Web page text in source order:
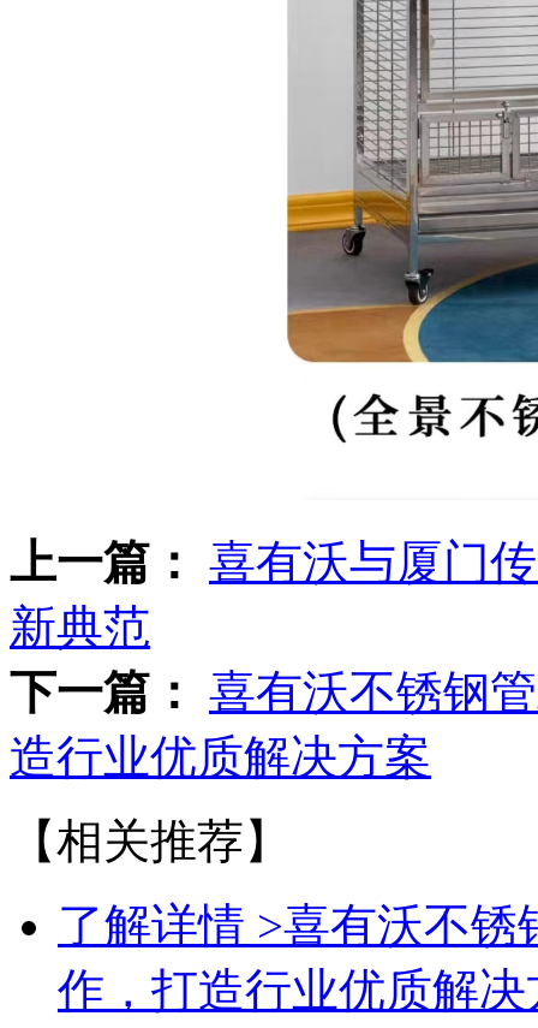
上一篇： 喜有沃与厦门
新典范
下一篇： 喜有沃不锈钢
造行业优质解决方案
【相关推荐】
了解详情 >喜有沃不锈
作，打造行业优质解决